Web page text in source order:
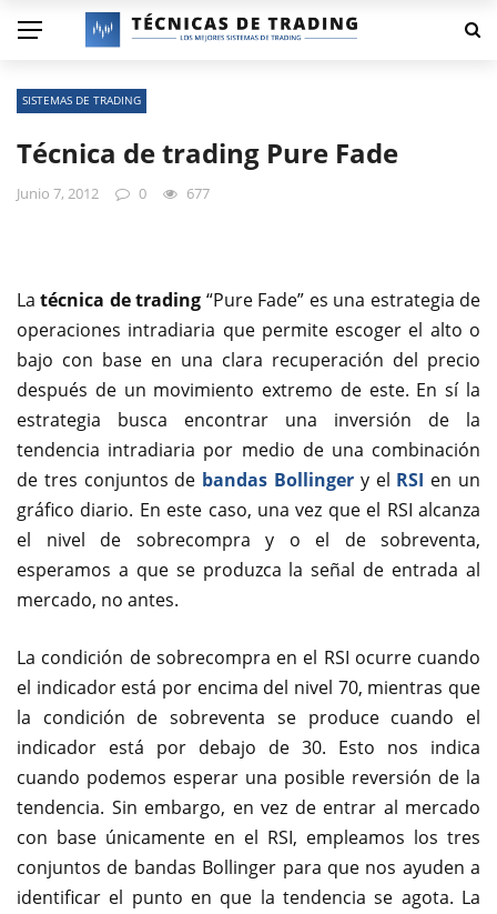
SISTEMAS DE TRADING
Técnica de trading Pure Fade
Junio 7, 2012 0 677
La técnica de trading “Pure Fade” es una estrategia de
operaciones intradiaria que permite escoger el alto o
bajo con base en una clara recuperación del precio
después de un movimiento extremo de este. En sí la
estrategia busca encontrar una inversión de la
tendencia intradiaria por medio de una combinación
de tres conjuntos de bandas Bollinger y el RSI en un
gráfico diario. En este caso, una vez que el RSI alcanza
el nivel de sobrecompra y o el de sobreventa,
esperamos a que se produzca la señal de entrada al
mercado, no antes.
La condición de sobrecompra en el RSI ocurre cuando
el indicador está por encima del nivel 70, mientras que
la condición de sobreventa se produce cuando el
indicador está por debajo de 30. Esto nos indica
cuando podemos esperar una posible reversión de la
tendencia. Sin embargo, en vez de entrar al mercado
con base únicamente en el RSI, empleamos los tres
conjuntos de bandas Bollinger para que nos ayuden a
identificar el punto en que la tendencia se agota. La